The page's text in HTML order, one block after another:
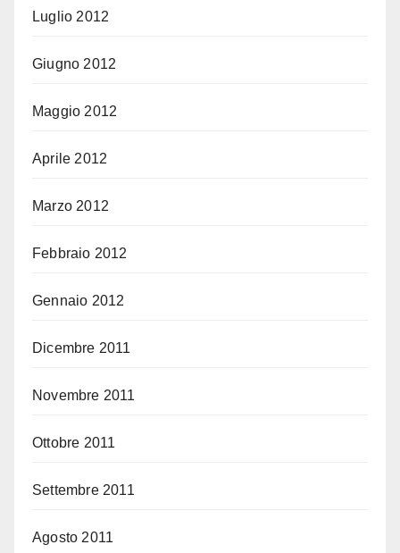
Luglio 2012
Giugno 2012
Maggio 2012
Aprile 2012
Marzo 2012
Febbraio 2012
Gennaio 2012
Dicembre 2011
Novembre 2011
Ottobre 2011
Settembre 2011
Agosto 2011